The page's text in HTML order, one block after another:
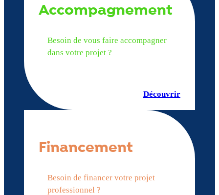
Accompagnement
Besoin de vous faire accompagner
dans votre projet ?
Découvrir
Financement
Besoin de financer votre projet
professionnel ?